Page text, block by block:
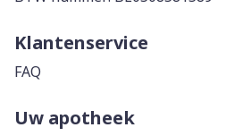
Klantenservice
FAQ
Uw apotheek